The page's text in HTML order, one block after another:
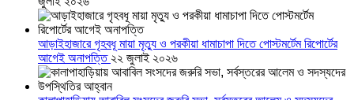
আড়াইহাজারে গৃহবধূ মায়া মৃত্যু ও পরকীয়া ধামাচাপা দিতে পোস্টমর্টেম রিপোর্টের
আগেই অনাপত্তি ২২ জুলাই ২০২৬